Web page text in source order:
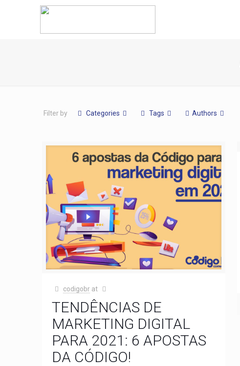
Filter by Categories Tags Authors
codigobr at
TENDÊNCIAS DE
MARKETING DIGITAL
PARA 2021: 6 APOSTAS
DA CÓDIGO!